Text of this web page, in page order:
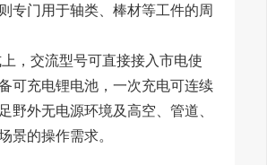
专门用于轴类、棒材等工件的周
，交流型号可直接接入市电使
可充电锂电池，一次充电可连续
野外无电源环境及高空、管道、
景的操作需求。